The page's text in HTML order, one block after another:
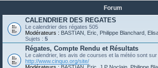
Forum
CALENDRIER DES REGATES
Le calendrier des régates 505
Modérateurs : BASTIAN Eric Philippe Blanchard
Sujets : 5
Régates, Compte Rendu et Résultats
Le calendrier, les avis de courses et la météo sont sur
http://www.cinquo.org/site/